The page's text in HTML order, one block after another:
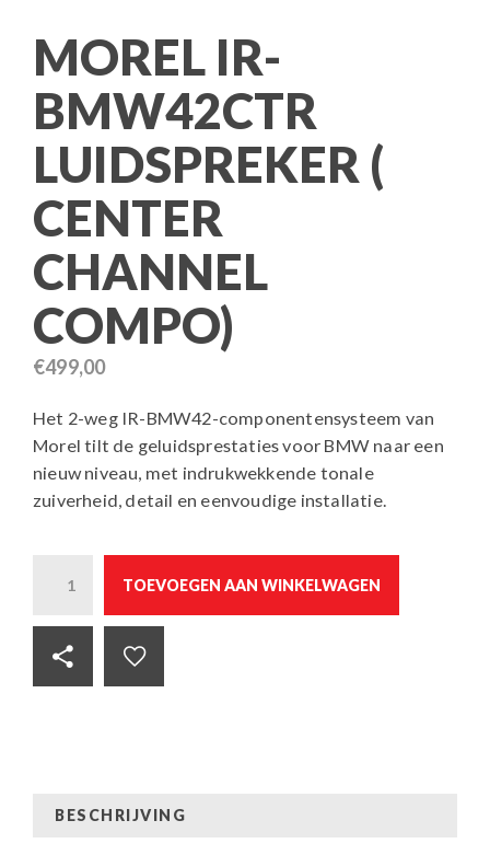
MOREL IR-
BMW42CTR
LUIDSPREKER (
CENTER
CHANNEL
COMPO)
€499,00
Het 2-weg IR-BMW42-componentensysteem van
Morel tilt de geluidsprestaties voor BMW naar een
nieuw niveau, met indrukwekkende tonale
zuiverheid, detail en eenvoudige installatie.
TOEVOEGEN AAN WINKELWAGEN
BESCHRIJVING